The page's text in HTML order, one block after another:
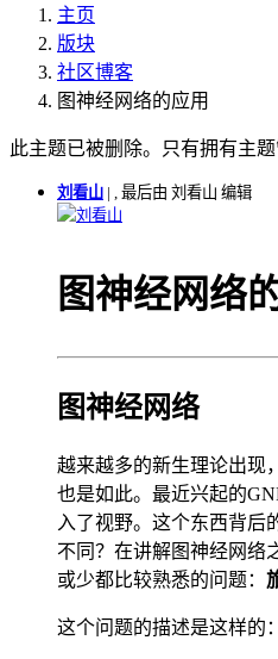
主页
版块
社区博客
图神经网络的应用
此主题已被删除。只有拥有主
刘看山 |
, 最后由 刘看山 编辑
刘看山
图神经网络
图神经网络
越来越多的新生理论出现
也是如此。最近兴起的
入了视野。这个东西背后
不同？在讲解图神经网络
或少都比较熟悉的问题：
这个问题的描述是这样的：